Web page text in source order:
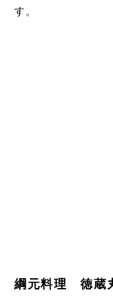
す。
綱元料理 徳蔵